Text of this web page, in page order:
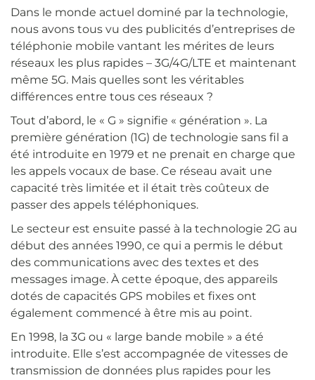
Dans le monde actuel dominé par la technologie,
nous avons tous vu des publicités d’entreprises de
téléphonie mobile vantant les mérites de leurs
réseaux les plus rapides – 3G/4G/LTE et maintenant
même 5G. Mais quelles sont les véritables
différences entre tous ces réseaux ?
Tout d’abord, le « G » signifie « génération ». La
première génération (1G) de technologie sans fil a
été introduite en 1979 et ne prenait en charge que
les appels vocaux de base. Ce réseau avait une
capacité très limitée et il était très coûteux de
passer des appels téléphoniques.
Le secteur est ensuite passé à la technologie 2G au
début des années 1990, ce qui a permis le début
des communications avec des textes et des
messages image. À cette époque, des appareils
dotés de capacités GPS mobiles et fixes ont
également commencé à être mis au point.
En 1998, la 3G ou « large bande mobile » a été
introduite. Elle s’est accompagnée de vitesses de
transmission de données plus rapides pour les